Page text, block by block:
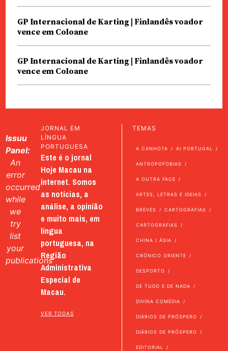
GP Internacional de Karting | Finlandês voador
vence em Coloane
GP Internacional de Karting | Finlandês voador
vence em Coloane
Issuu
Panel:
An
error
occurred
while
we
try
list
your
publications
JORNAL EM
LÍNGUA
PORTUGUESA
Este é o jornal
Hoje Macau na
internet. Somos
as notícias, a
análise, a opinião
e muito mais, em
língua
portuguesa, na
Região
Administrativa
Especial de
Macau.
VER TODAS
TEMAS
A CANHOTA AI PORTUGAL
ANTROPOFOBIAS
A OUTRA FACE
ARTES, LETRAS E IDEIAS
BREVES CARTOGRAFIAS
CARTOGRAFIAS
CHINA / ÁSIA
CRÓNICO ORIENTE
DESPORTO
DE TUDO E DE NADA
DIVINA COMÉDIA
DIÁRIOS DE PRÓSPERO
DIÁRIOS DE PRÓSPERO
EDITORIAL